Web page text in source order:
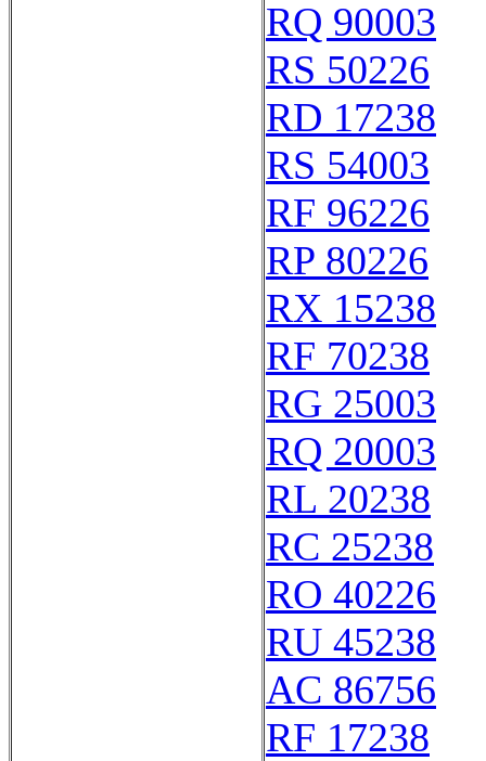
RQ 90003
RS 50226
RD 17238
RS 54003
RF 96226
RP 80226
RX 15238
RF 70238
RG 25003
RQ 20003
RL 20238
RC 25238
RO 40226
RU 45238
AC 86756
RF 17238